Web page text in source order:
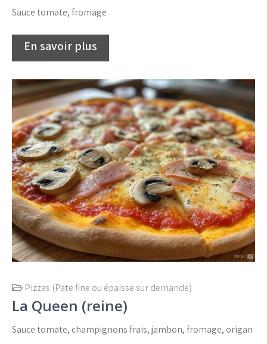
Sauce tomate, fromage
Pizzas (Pate fine ou épaisse sur demande)
La Queen (reine)
Sauce tomate, champignons frais, jambon, fromage, origan